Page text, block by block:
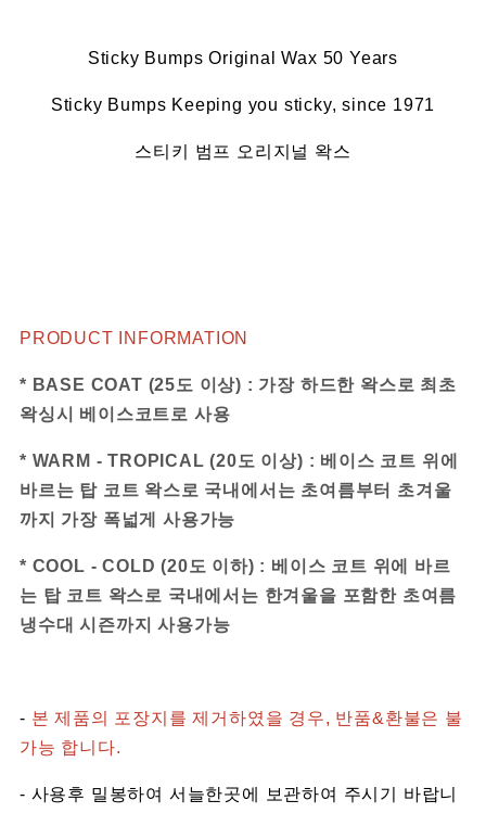
Sticky Bumps Original Wax 50 Years
Sticky Bumps Keeping you sticky, since 1971
스티키 범프 오리지널 왁스
PRODUCT INFORMATION
* BASE COAT (25도 이상) : 가장 하드한 왁스로 최초
왁싱시 베이스코트로 사용
* WARM - TROPICAL (20도 이상) : 베이스 코트 위에
바르는 탑 코트 왁스로 국내에서는 초여름부터 초겨울
까지 가장 폭넓게 사용가능
* COOL - COLD (20도 이하) : 베이스 코트 위에 바르
는 탑 코트 왁스로 국내에서는 한겨울을 포함한 초여름
냉수대 시즌까지 사용가능
- 본 제품의 포장지를 제거하였을 경우, 반품&환불은 불
가능 합니다.
- 사용후 밀봉하여 서늘한곳에 보관하여 주시기 바랍니